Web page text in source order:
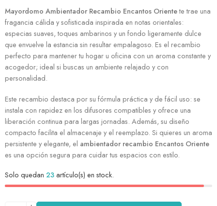
Mayordomo Ambientador Recambio Encantos Orientete trae una
fragancia cálida y sofisticada inspirada en notas orientales:
especias suaves, toques ambarinos y un fondo ligeramente dulce
que envuelve la estancia sin resultar empalagoso. Es el recambio
perfecto para mantener tu hogar u oficina con un aroma constante y
acogedor; ideal si buscas un ambiente relajado y con
personalidad.
Este recambio destaca por su fórmula práctica y de fácil uso: se
instala con rapidez en los difusores compatibles y ofrece una
liberación continua para largas jornadas. Además, su diseño
compacto facilita el almacenaje y el reemplazo. Si quieres un aroma
persistente y elegante, el ambientador recambio Encantos Oriente
es una opción segura para cuidar tus espacios con estilo.
Solo quedan 23artículo(s) en stock.